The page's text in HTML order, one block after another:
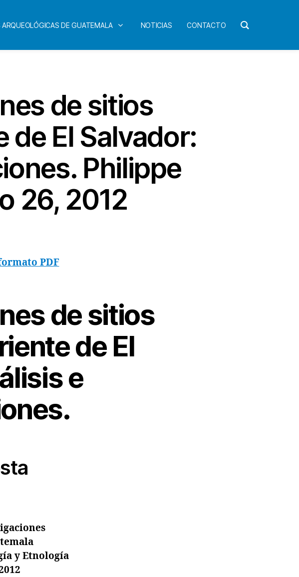
DE GUATEMALA NOTICIAS CONTACTO
de sitios
de El Salvador:
Philippe
26, 2012
PDF
de sitios
de El
e
y Etnología